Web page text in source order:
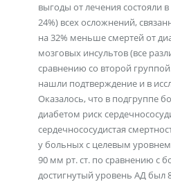
выгоды от лечения состояли
24%) всех осложнений,
на 32% меньше смертей от
мозговых инсультов (все
сравнению со второй
нашли подтверждение и в
Оказалось, что в подгруппе
диабетом риск
сердечнососудистая
у больных с целевым
90 мм рт. ст. по сравнению с
достигнутый уровень АД был